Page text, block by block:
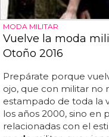
MODA MILITAR
Vuelve la moda
Otoño 2016
Prepárate porque
ojo, que con militar no
estampado de toda la
los años 2000, sino en
relacionadas con el